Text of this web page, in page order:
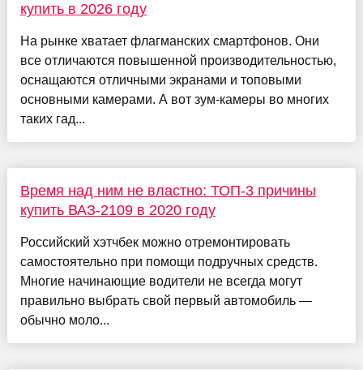
купить в 2026 году
На рынке хватает флагманских смартфонов. Они
все отличаются повышенной производительностью,
оснащаются отличными экранами и топовыми
основными камерами. А вот зум-камеры во многих
таких гад...
Время над ним не властно: ТОП-3 причины
купить ВАЗ-2109 в 2020 году
Российский хэтчбек можно отремонтировать
самостоятельно при помощи подручных средств.
Многие начинающие водители не всегда могут
правильно выбрать свой первый автомобиль —
обычно моло...